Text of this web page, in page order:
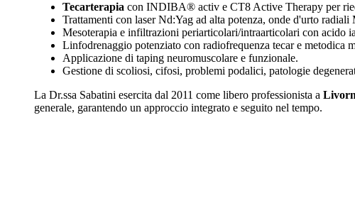
Tecarterapia con INDIBA® activ e CT8 Active Therapy per
Trattamenti con laser Nd:Yag ad alta potenza, onde d'urto radiali
Mesoterapia e infiltrazioni periarticolari/intraarticolari con acido
Linfodrenaggio potenziato con radiofrequenza tecar e metodica
Applicazione di taping neuromuscolare e funzionale.
Gestione di scoliosi, cifosi, problemi podalici, patologie
La Dr.ssa Sabatini esercita dal 2011 come libero professionista a
generale, garantendo un approccio integrato e seguito nel tempo.